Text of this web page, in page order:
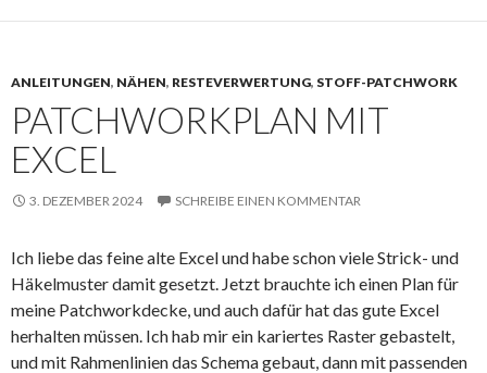
ANLEITUNGEN, NÄHEN, RESTEVERWERTUNG, STOFF-PATCHWORK
PATCHWORKPLAN MIT
EXCEL
3. DEZEMBER 2024 SCHREIBE EINEN KOMMENTAR
Ich liebe das feine alte Excel und habe schon viele Strick- und
Häkelmuster damit gesetzt. Jetzt brauchte ich einen Plan für
meine Patchworkdecke, und auch dafür hat das gute Excel
herhalten müssen. Ich hab mir ein kariertes Raster gebastelt,
und mit Rahmenlinien das Schema gebaut, dann mit passenden